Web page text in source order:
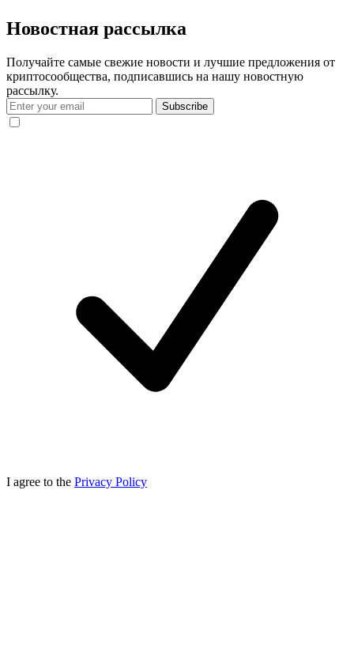
Новостная рассылка
Получайте самые свежие новости и лучшие предложения от
криптосообщества, подписавшись на нашу новостную
рассылку.
Subscribe
I agree to the Privacy Policy